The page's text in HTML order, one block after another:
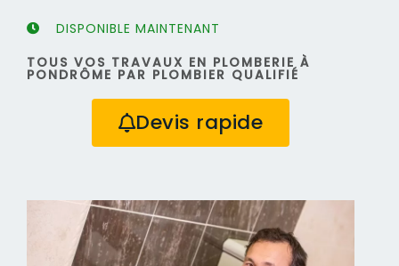
DISPONIBLE MAINTENANT
TOUS VOS TRAVAUX EN PLOMBERIE À
PONDRÔME PAR PLOMBIER QUALIFIÉ
Devis rapide